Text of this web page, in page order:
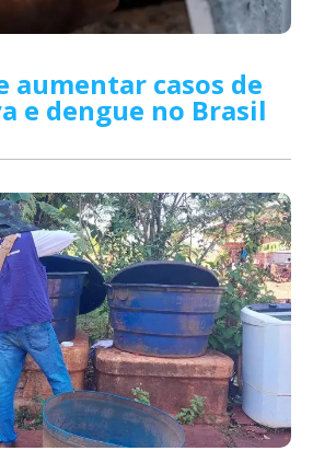
aumentar casos de
e dengue no Brasil